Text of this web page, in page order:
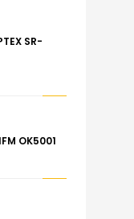
SR-
OK5001